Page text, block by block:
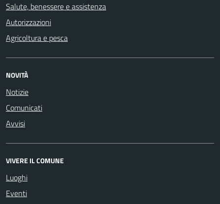
Salute, benessere e assistenza
Autorizzazioni
Agricoltura e pesca
NOVITÀ
Notizie
Comunicati
Avvisi
VIVERE IL COMUNE
Luoghi
Eventi